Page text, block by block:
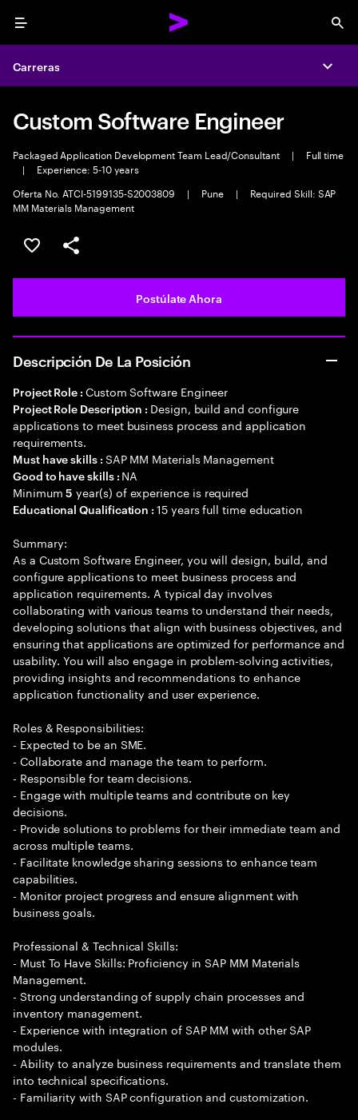
Menu
Carreras
Custom Software Engineer
Packaged Application Development Team Lead/Consultant |
Full time
|
Experience: 5-10 years
Oferta No. ATCI-5199135-S2003809
| Pune |
Required Skill: SAP
MM Materials Management
Guardar este empleo
Compartir este empleo
Postúlate Ahora
Descripción De La Posición
Project Role : Custom Software Engineer
Project Role Description : Design, build and configure
applications to meet business process and application
requirements.
Must have skills : SAP MM Materials Management
Good to have skills : NA
Minimum5 year(s) of experience is required
Educational Qualification :15 years full time education
Summary:
As a Custom Software Engineer, you will design, build, and
configure applications to meet business process and
application requirements. A typical day involves
collaborating with various teams to understand their needs,
developing solutions that align with business objectives, and
ensuring that applications are optimized for performance and
usability. You will also engage in problem-solving activities,
providing insights and recommendations to enhance
application functionality and user experience.
Roles & Responsibilities:
- Expected to be an SME.
- Collaborate and manage the team to perform.
- Responsible for team decisions.
- Engage with multiple teams and contribute on key
decisions.
- Provide solutions to problems for their immediate team and
across multiple teams.
- Facilitate knowledge sharing sessions to enhance team
capabilities.
- Monitor project progress and ensure alignment with
business goals.
Professional & Technical Skills:
- Must To Have Skills: Proficiency in SAP MM Materials
Management.
- Strong understanding of supply chain processes and
inventory management.
- Experience with integration of SAP MM with other SAP
modules.
- Ability to analyze business requirements and translate them
into technical specifications.
- Familiarity with SAP configuration and customization.